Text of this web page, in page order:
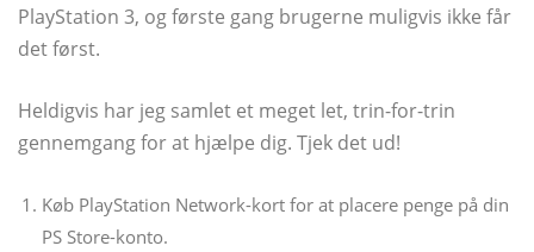
PlayStation 3, og første gang brugerne muligvis ikke får
det først.
Heldigvis har jeg samlet et meget let, trin-for-trin
gennemgang for at hjælpe dig. Tjek det ud!
Køb PlayStation Network-kort for at placere penge på din
PS Store-konto.